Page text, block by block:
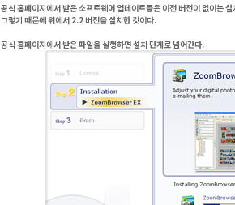
공식 홈페이지에서 받은 소프트웨어 업데이트들은 이전 버전이 없이는
그렇기 때문에 위에서 2.2 버전을 설치한 것이다.
공식 홈페이지에서 받은 파일을 실행하면 설치 단계로 넘어간다.